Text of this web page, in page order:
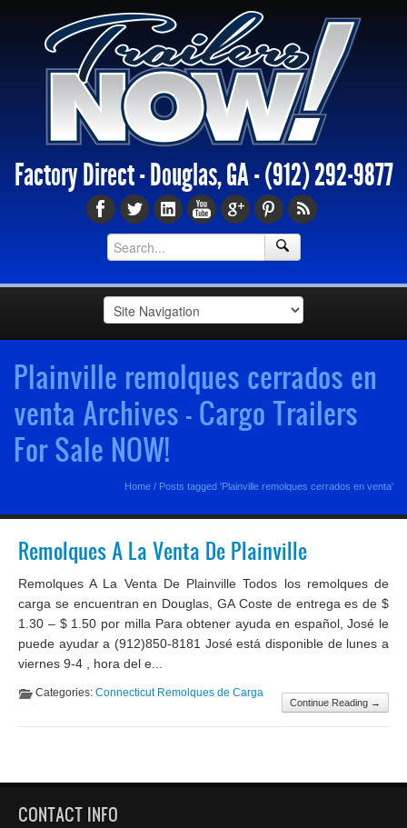
Factory Direct - Douglas, GA -(912) 292-9877
Plainville remolques cerrados en
venta Archives - Cargo Trailers
For Sale NOW!
Home / Posts tagged 'Plainville remolques cerrados en venta'
Remolques A La Venta De Plainville
Remolques A La Venta De Plainville Todos los remolques de
carga se encuentran en Douglas, GA Coste de entrega es de $
1.30 – $ 1.50 por milla Para obtener ayuda en español, José le
puede ayudar a (912)850-8181 José está disponible de lunes a
viernes 9-4 , hora del e...
Continue Reading →
Categories: Connecticut Remolques de Carga
CONTACT INFO